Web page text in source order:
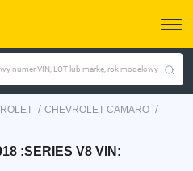
numer VIN, LOT lub markę, rok modelowy
/ CHEVROLET CAMARO /
:SERIES V8 VIN: